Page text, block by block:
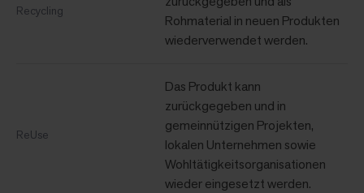
Recycling
Rohmaterial in neuen Produkten
wiederverwendet werden.
ReUse
Das Produkt kann
zurückgegeben und in
gemeinnützigen Projekten,
lokalen Unternehmen sowie
Wohltätigkeitsorganisationen
wieder eingesetzt werden.